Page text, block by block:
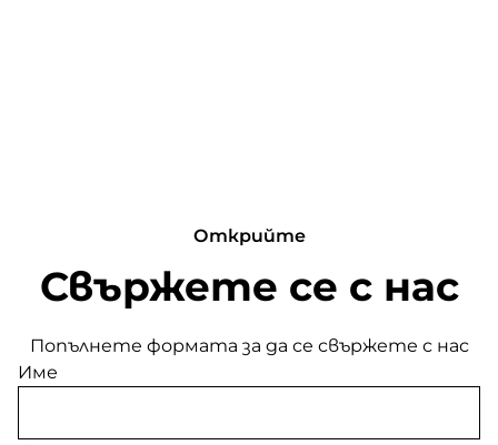
Открийте
Свържете се с нас
Попълнете формата за да се свържете с нас
Име